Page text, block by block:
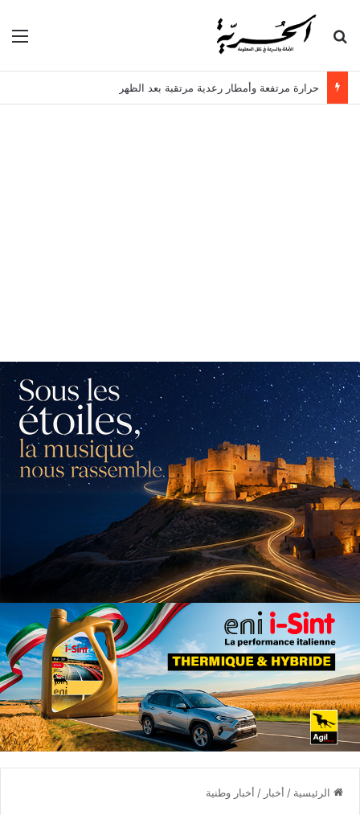
بحث عن
حرارة مرتفعة وأمطار رعدية مرتقبة بعد الظهر
الرئيسية / أخبار / أخبار وطنية